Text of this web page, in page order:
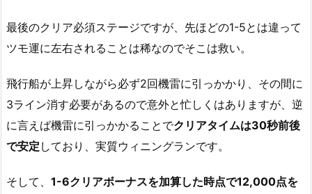
最後のクリア必須ステージですが、先ほどの1-5とは違って
ツモ運に左右されることは稀なのでそこは救い。
飛行船が上昇しながら必ず2回機雷に引っかかり、その間に
3ライン消す必要があるので意外と忙しくはありますが、逆
に言えば機雷に引っかかることでクリアタイムは30秒前後
で安定 しており、実質ウィニングランです。
そして、 1-6クリアボーナスを加算した時点で12,000点を